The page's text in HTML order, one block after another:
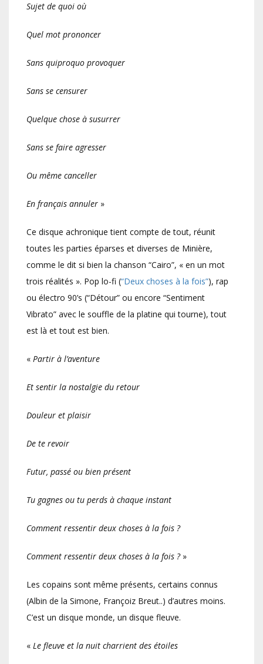
Sujet de quoi où
Quel mot prononcer
Sans quiproquo provoquer
Sans se censurer
Quelque chose à susurrer
Sans se faire agresser
Ou même canceller
En français annuler »
Ce disque achronique tient compte de tout, réunit
toutes les parties éparses et diverses de Minière,
comme le dit si bien la chanson “Cairo”, « en un mot
trois réalités ». Pop lo-fi (“Deux choses à la fois”), rap
ou électro 90’s (“Détour” ou encore “Sentiment
Vibrato” avec le souffle de la platine qui tourne), tout
est là et tout est bien.
« Partir à l’aventure
Et sentir la nostalgie du retour
Douleur et plaisir
De te revoir
Futur, passé ou bien présent
Tu gagnes ou tu perds à chaque instant
Comment ressentir deux choses à la fois ?
Comment ressentir deux choses à la fois ?»
Les copains sont même présents, certains connus
(Albin de la Simone, Françoiz Breut..) d’autres moins.
C’est un disque monde, un disque fleuve.
« Le fleuve et la nuit charrient des étoiles